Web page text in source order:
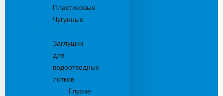
Пластиковые
Чугунные
Заглушки
для
водоотводных
лотков
Глухие